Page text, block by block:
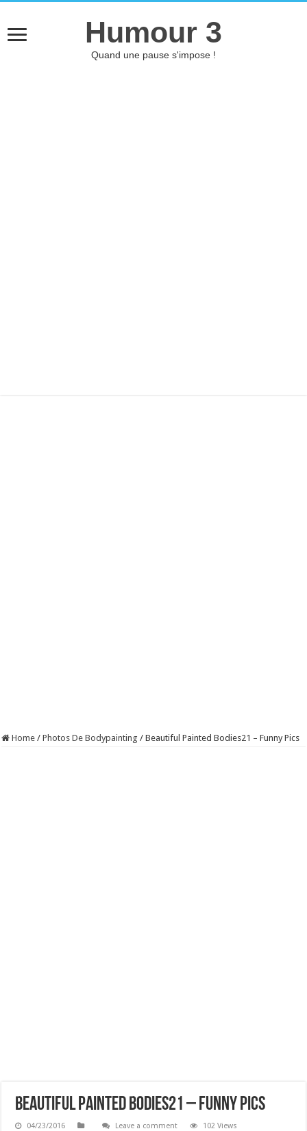
Humour 3
Quand une pause s'impose !
Home / Photos De Bodypainting / Beautiful Painted Bodies21 – Funny Pics
Beautiful Painted Bodies21 – Funny Pics
04/23/2016 Leave a comment 102 Views